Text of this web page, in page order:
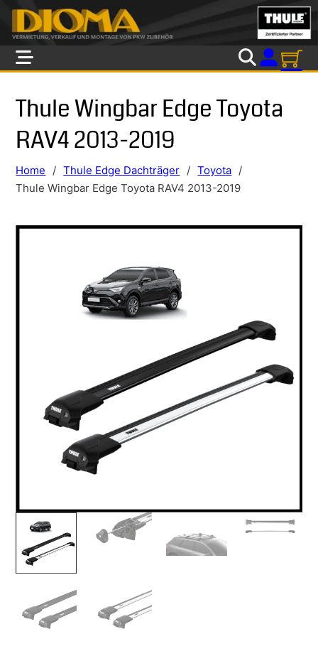
Skip to main content
Skip to footer
Thule Wingbar Edge Toyota
RAV4 2013-2019
Home / Thule Edge Dachträger / Toyota /
Thule Wingbar Edge Toyota RAV4 2013-2019